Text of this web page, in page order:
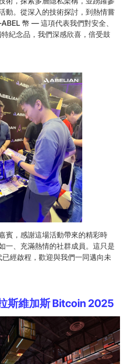
動。從深入的技術探討，到熱情嘗
幣 — 這項代表我們對安全、
紀念品，我們深感欣喜，倍受鼓
賓，感謝這場活動帶來的精彩時
一、充滿熱情的社群成員。這只是
經啟程，歡迎與我們一同邁向未
斯維加斯 Bitcoin 2025